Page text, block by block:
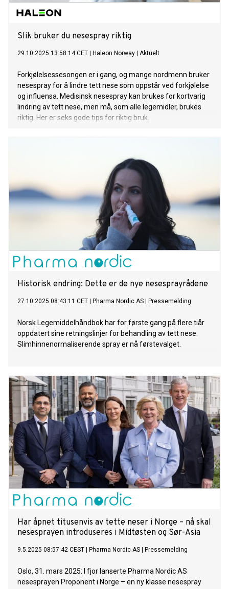
Slik bruker du nesespray riktig
29.10.2025 13:58:14 CET Haleon Norway Aktuelt
Forkjølelsessesongen er i gang, og mange nordmenn bruker
nesespray for å lindre tett nese som oppstår ved forkjølelse
og influensa. Medisinsk nesespray kan brukes for kortvarig
lindring av tett nese, men må, som alle legemidler, brukes
riktig. Her er seks gode tips for riktig bruk.
Historisk endring: Dette er de nye nesesprayrådene
27.10.2025 08:43:11 CET Pharma Nordic AS Pressemelding
Norsk Legemiddelhåndbok har for første gang på flere tiår
oppdatert sine retningslinjer for behandling av tett nese.
Slimhinnenormaliserende spray er nå førstevalget.
Har åpnet titusenvis av tette neser i Norge – nå skal
nesesprayen introduseres i Midtøsten og Sør-Asia
9.5.2025 08:57:42 CEST Pharma Nordic AS Pressemelding
Oslo, 31. mars 2025: I fjor lanserte Pharma Nordic AS
nesesprayen Proponent i Norge – en ny klasse nesespray